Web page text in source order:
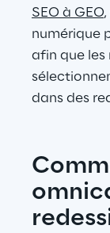
SEO à GEO
numérique
afin que les
dans des